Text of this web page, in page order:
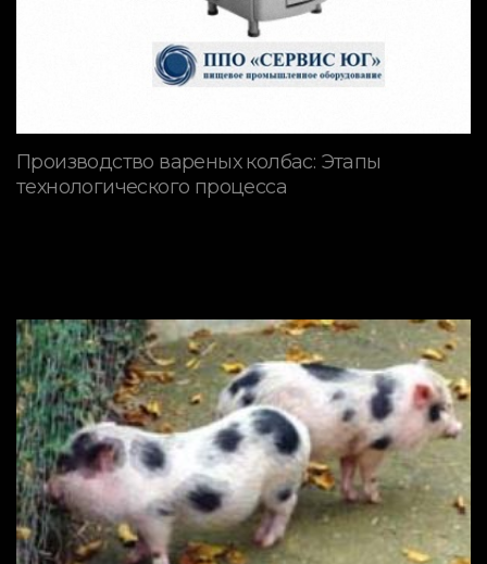
Производство вареных колбас: Этапы
технологического процесса
ПОРОДЫ СВИНЕЙ
Мини пиги